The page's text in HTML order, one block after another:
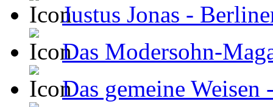
Justus Jonas -
Das Modersohn-
Das gemeine